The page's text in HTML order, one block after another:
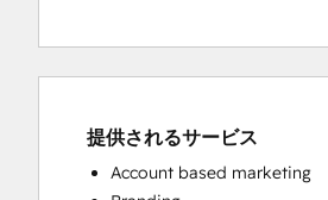
提供されるサービス
Account based marketing